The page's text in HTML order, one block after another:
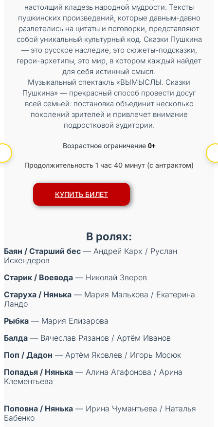
настоящий кладезь народной мудрости. Тексты
пушкинских произведений, которые давным-давно
разлетелись на цитаты и поговорки, представляют
собой уникальный культурный код. Сказки Пушкина
— это русское наследие, это сюжеты-подсказки,
герои-архетипы, это мир, в котором каждый найдет
для себя истинный смысл.
Музыкальный спектакль «ВЫМЫСЛЫ. Сказки
Пушкина» — прекрасный способ провести досуг
всей семьей: постановка объединит несколько
поколений зрителей и привлечет внимание
подростковой аудитории.
Возрастное ограничение 0+
Продолжительность 1 час 40 минут (с антрактом)
КУПИТЬ БИЛЕТ
В ролях:
Баян / Старший бес — Андрей Карх / Руслан
Искендеров
Старик / Воевода — Николай Зверев
Старуха / Нянька — Мария Малькова / Екатерина
Ландо
Рыбка — Мария Елизарова
Балда — Вячеслав Рязанов / Артём Иванов
Поп / Дадон — Артём Яковлев / Игорь Мосюк
Попадья / Нянька — Алина Агафонова / Арина
Клементьева
Поповна / Нянька — Ирина Чумантьева / Наталья
Бабенко